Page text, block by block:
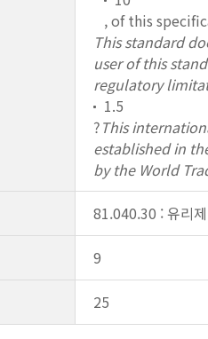
, of this
This standard
user of this
regulatory
1.5
?This
established in
by the World
81.040.30 : 유리
9
25